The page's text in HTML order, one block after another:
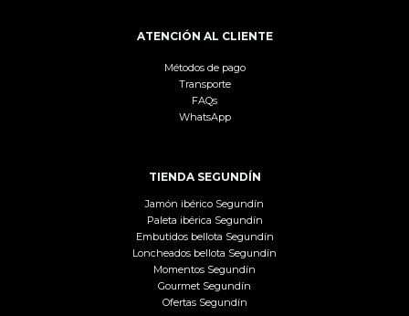
ATENCIÓN AL CLIENTE
Métodos de pago
Transporte
FAQs
WhatsApp
TIENDA SEGUNDÍN
Jamón ibérico Segundín
Paleta ibérica Segundín
Embutidos bellota Segundín
Loncheados bellota Segundín
Momentos Segundín
Gourmet Segundín
Ofertas Segundín